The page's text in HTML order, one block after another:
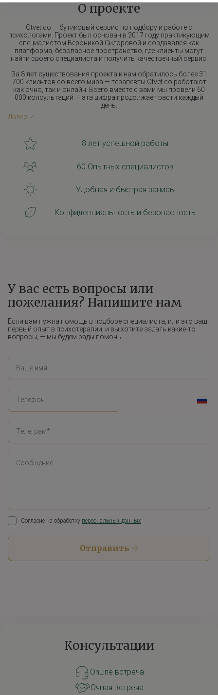
О проекте
Otvet.co — бутиковый сервис по подбору и работе с
психологами. Проект был основан в 2017 году практикующим
специалистом Вероникой Сидоровой и создавался как
платформа, безопасное пространство, где клиенты могут
найти своего специалиста и получить качественный сервис.
За 8 лет существования проекта к нам обратилось более 31
700 клиентов со всего мира — терапевты Otvet.co работают
как очно, так и онлайн. Всего вместе с вами мы провели 60
000 консультаций — эта цифра продолжает расти каждый
день.
Далее
8 лет успешной работы
60 Опытных специалистов
Удобная и быстрая запись
Конфиденциальность и безопасность
У вас есть вопросы или
пожелания? Напишите нам
Если вам нужна помощь в подборе специалиста, или это ваш
первый опыт в психотерапии, и вы хотите задать какие-то
вопросы, — мы будем рады помочь.
Согласие на обработку персональных данных
Отправить
Консультации
OnLine встреча
Очная встреча